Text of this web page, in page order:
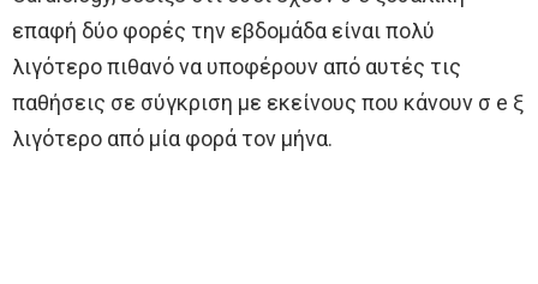
επαφή δύο φορές την εβδομάδα είναι πολύ
λιγότερο πιθανό να υποφέρουν από αυτές τις
παθήσεις σε σύγκριση με εκείνους που κάνουν σ e ξ
λιγότερο από μία φορά τον μήνα.